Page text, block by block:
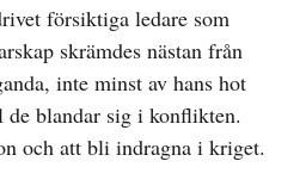
försiktiga ledare som
skrämdes nästan från
inte minst av hans hot
blandar sig i konflikten.
och att bli indragna i kriget.